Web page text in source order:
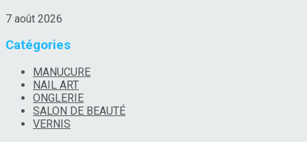
7 août 2026
Catégories
MANUCURE
NAIL ART
ONGLERIE
SALON DE BEAUTÉ
VERNIS